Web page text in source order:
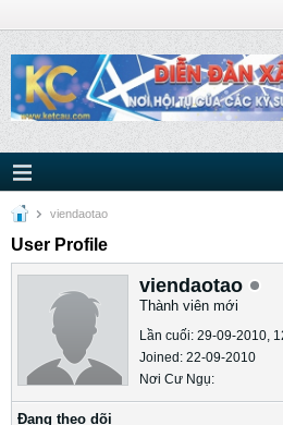
viendaotao
User Profile
viendaotao
Thành viên mới
Lần cuối: 29-09-2010,
Joined: 22-09-2010
Nơi Cư Ngụ:
Ðang theo dõi